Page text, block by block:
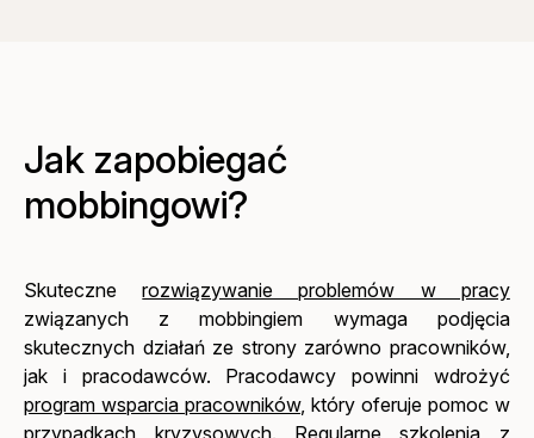
Jak zapobiegać
mobbingowi?
Skutecznerozwiązywanie problemów w pracy
związanych z mobbingiem wymaga podjęcia
skutecznych działań ze strony zarówno pracowników,
jak i pracodawców. Pracodawcy powinni wdrożyć
program wsparcia pracowników, który oferuje pomoc w